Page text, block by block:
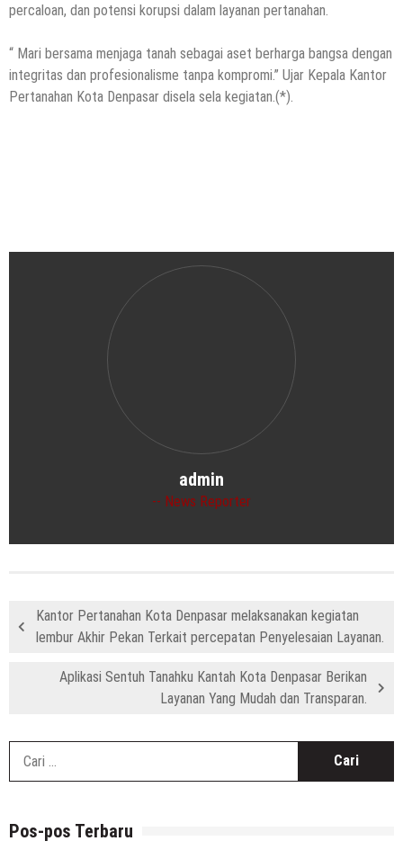
percaloan, dan potensi korupsi dalam layanan pertanahan.
“ Mari bersama menjaga tanah sebagai aset berharga bangsa dengan
integritas dan profesionalisme tanpa kompromi.” Ujar Kepala Kantor
Pertanahan Kota Denpasar disela sela kegiatan.(*).
admin
News Reporter
Kantor Pertanahan Kota Denpasar melaksanakan kegiatan
lembur Akhir Pekan Terkait percepatan Penyelesaian Layanan.
Aplikasi Sentuh Tanahku Kantah Kota Denpasar Berikan
Layanan Yang Mudah dan Transparan.
Pos-pos Terbaru